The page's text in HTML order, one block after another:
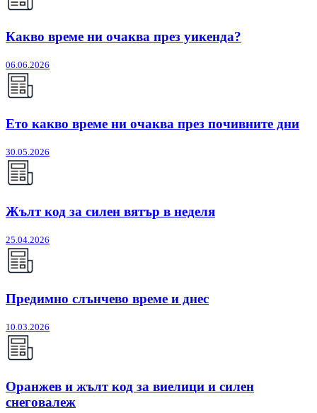
Какво време ни очаква през уикенда?
06.06.2026
Ето какво време ни очаква през почивните дни
30.05.2026
Жълт код за силен вятър в неделя
25.04.2026
Предимно слънчево време и днес
10.03.2026
Оранжев и жълт код за виелици и силен
снеговалеж